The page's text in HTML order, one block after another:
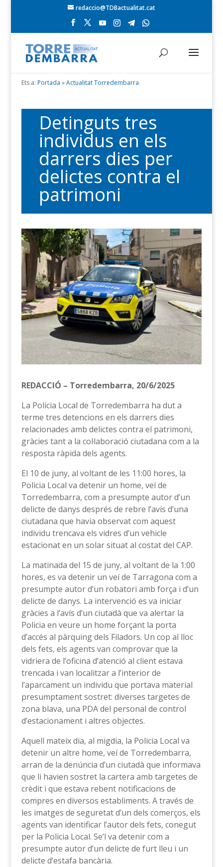
redaccio@TDBactualitat.cat
Ets a: Portada »Actualitat Torredembarra
Detinguts tres
individus en els
darrers dies per
delictes contra el
patrimoni
REDACCIÓ – Torredembarra, 20/6/2025
La Policia Local de Torredembarra ha dut a
terme tres detencions en els darrers dies
relacionades amb delictes contra el patrimoni,
gràcies tant a la col·laboració ciutadana com a la
resposta ràpida dels agents.
El 10 de juny, al voltant de les 11:00 hores, la
Policia Local va detenir un home, veí de
Torredembarra, com a presumpte autor d’un
delicte de danys després de rebre l’avís d’una
ciutadana que havia observat com aquest
individu trencava els vidres d’un vehicle
estacionat en un solar situat al costat del CAP.
La matinada del 15 de juny, al voltant de la 1:00
hores, es va detenir un veí de Tarragona com a
presumpte autor d’un robatori amb força i d’un
delicte de danys. La intervenció es va iniciar
gràcies a l’avís d’un ciutadà que va alertar la
Policia en veure un home forçant la porta
d’accés al pàrquing dels Filadors. Un cop al lloc
dels fets, els agents van comprovar que la
vidriera de l’oficina d’atenció al client estava
trencada i van localitzar a l’interior de
l’aparcament un individu que portava material
presumptament sostret: diverses targetes de
zona blava, una PDA del personal de control
d’estacionament i altres objectes.
Aquell mateix dia, al migdia, la Policia Local va
detenir un altre home, veí de Torredembarra,
arran de la denúncia d’un ciutadà que informava
que li havien sostret la cartera amb targetes de
crèdit i que estava rebent notificacions de
compres en diversos establiments. A través de
les imatges de seguretat d’un dels comerços, els
agents van identificar l’autor dels fets, conegut
per la Policia Local. Se’l va detenir com a
presumpte autor d’un delicte de furt lleu i un
delicte d’estafa bancària.